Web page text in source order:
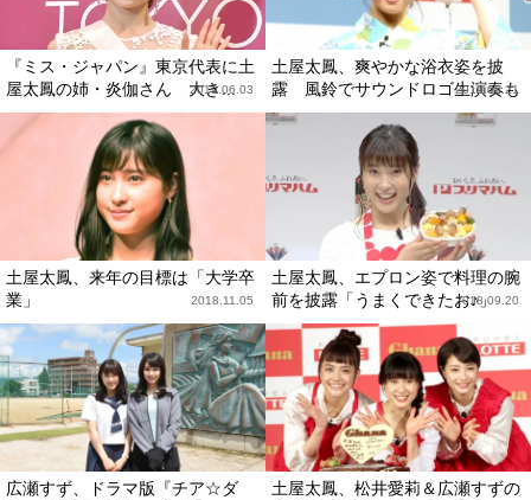
『ミス・ジャパン』東京代表に土
屋太鳳の姉・炎伽さん 大き...
2019.06.03
土屋太鳳、爽やかな浴衣姿を披
露 風鈴でサウンドロゴ生演奏も
2019.05.21
土屋太鳳、来年の目標は「大学卒
業」
2018.11.05
土屋太鳳、エプロン姿で料理の腕
前を披露「うまくできたお♪」
2018.09.20
広瀬すず、ドラマ版『チア☆ダ
土屋太鳳、松井愛莉＆広瀬すずの